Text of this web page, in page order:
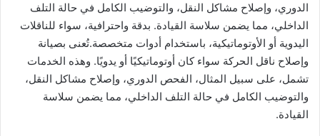
الدوري، وإصلاح مشاكل النقل، والتوضيب الكامل في حالة التلف
الداخلي، مما يضمن سلاسة القيادة. بدقة واحترافية، سواء للناقلات
اليدوية أو الأوتوماتيكية، باستخدام أدوات متخصصة.تُعنى بصيانة
وإصلاح ناقل الحركة سواء كان أوتوماتيكيًا أو يدويًا. وهذه الخدمات
تشمل، على سبيل المثال، الفحص الدوري، وإصلاح مشاكل النقل،
والتوضيب الكامل في حالة التلف الداخلي، مما يضمن سلاسة
القيادة.